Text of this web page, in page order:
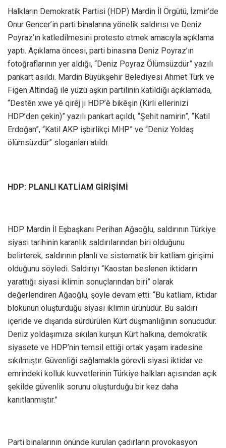
Halkların Demokratik Partisi (HDP) Mardin İl Örgütü, İzmir’de
Onur Gencer’in parti binalarına yönelik saldırısı ve Deniz
Poyraz’ın katledilmesini protesto etmek amacıyla açıklama
yaptı. Açıklama öncesi, parti binasına Deniz Poyraz’ın
fotoğraflarının yer aldığı, “Deniz Poyraz Ölümsüzdür” yazılı
pankart asıldı. Mardin Büyükşehir Belediyesi Ahmet Türk ve
Figen Altındağ ile yüzü aşkın partilinin katıldığı açıklamada,
“Destên xwe yê qirêj ji HDP’ê bikêşin (Kirli ellerinizi
HDP’den çekin)” yazılı pankart açıldı, “Şehit namirin”, “Katil
Erdoğan”, “Katil AKP işbirlikçi MHP” ve “Deniz Yoldaş
ölümsüzdür” sloganları atıldı.
HDP: PLANLI KATLİAM GİRİŞİMİ
HDP Mardin İl Eşbaşkanı Perihan Ağaoğlu, saldırının Türkiye
siyasi tarihinin karanlık saldırılarından biri olduğunu
belirterek, saldırının planlı ve sistematik bir katliam girişimi
olduğunu söyledi. Saldırıyı “Kaostan beslenen iktidarın
yarattığı siyasi iklimin sonuçlarından biri” olarak
değerlendiren Ağaoğlu, şöyle devam etti: “Bu katliam, iktidar
blokunun oluşturduğu siyasi iklimin ürünüdür. Bu saldırı
içeride ve dışarıda sürdürülen Kürt düşmanlığının sonucudur.
Deniz yoldaşımıza sıkılan kurşun Kürt halkına, demokratik
siyasete ve HDP’nin temsil ettiği ortak yaşam iradesine
sıkılmıştır. Güvenliği sağlamakla görevli siyasi iktidar ve
emrindeki kolluk kuvvetlerinin Türkiye halkları açısından açık
şekilde güvenlik sorunu oluşturduğu bir kez daha
kanıtlanmıştır.”
Parti binalarının önünde kurulan çadırların provokasyon